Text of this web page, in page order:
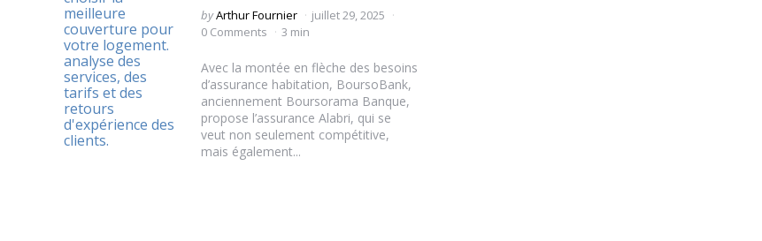
Posted
by
byArthur Fournier
juillet 29, 2025
0 Comments
3 min
Avec la montée en flèche des besoins
d’assurance habitation, BoursoBank,
anciennement Boursorama Banque,
propose l’assurance Alabri, qui se
veut non seulement compétitive,
mais également...